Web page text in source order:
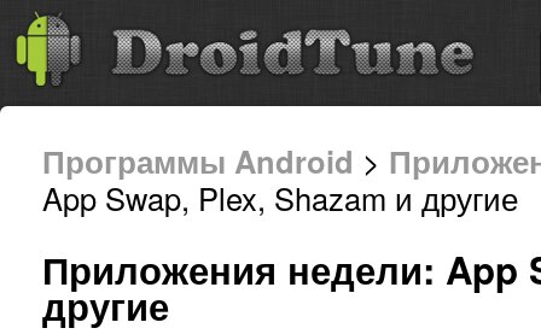
Программы Android >
App Swap, Plex, Shazam и
Приложения недели: App
другие